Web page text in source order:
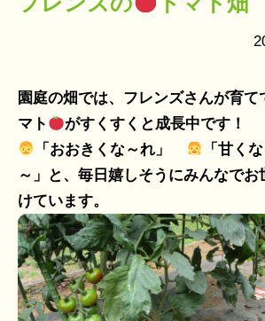
園庭の畑では、フレンズさんが育て
マト
がすくすくと成長中です！
「おおきくな～れ」
「甘く
～」と、毎日嬉しそうにみんなでお
けています。